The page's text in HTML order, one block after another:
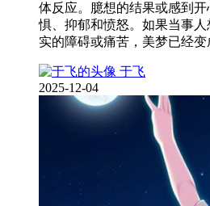
体反应。臆想的结果或感到
惧、抑郁和愤怒。如果当事
实的障碍或痛苦，美梦已经
于飞
2025-12-04